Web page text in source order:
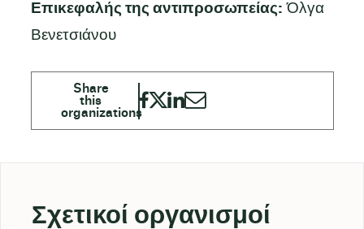
Επικεφαλής της αντιπροσωπείας: Όλγα
Βενετσιάνου
Σχετικοί οργανισμοί